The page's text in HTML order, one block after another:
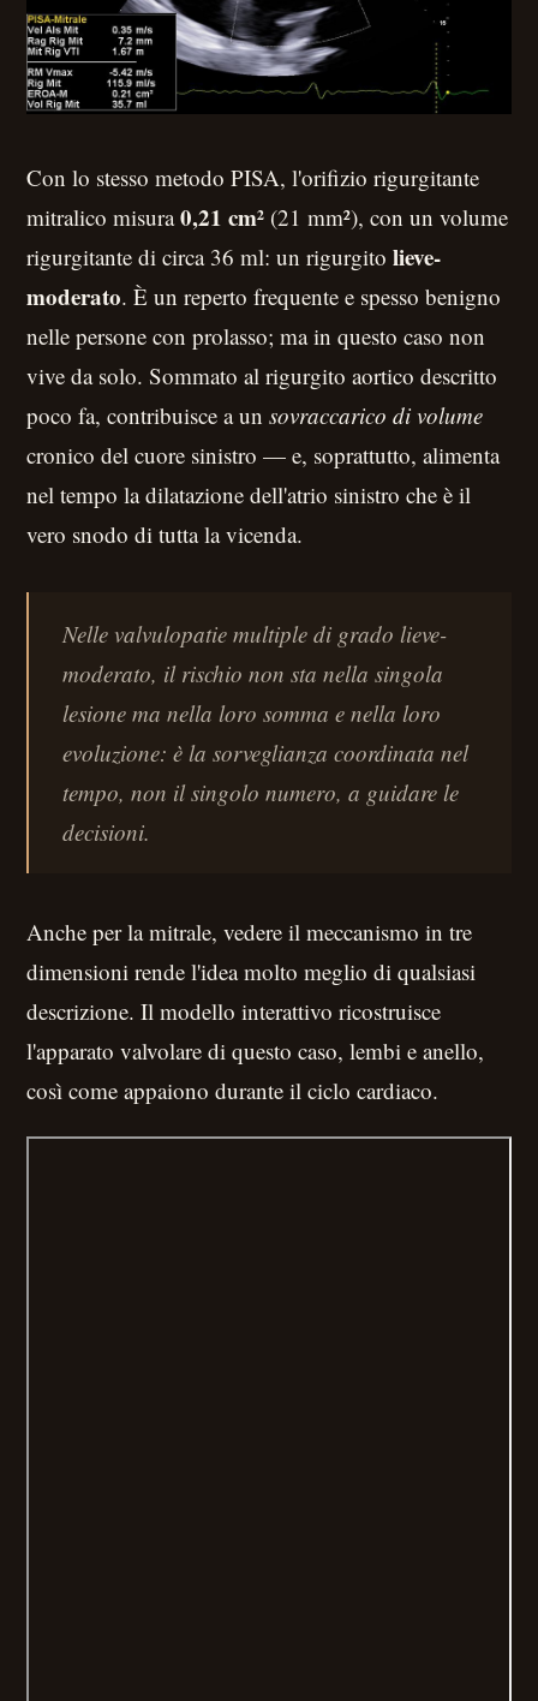
Con lo stesso metodo PISA, l'orifizio rigurgitante
mitralico misura0,21 cm² (21 mm²), con un volume
rigurgitante di circa 36 ml: un rigurgitolieve-
moderato. È un reperto frequente e spesso benigno
nelle persone con prolasso; ma in questo caso non
vive da solo. Sommato al rigurgito aortico descritto
poco fa, contribuisce a unsovraccarico di volume
cronico del cuore sinistro — e, soprattutto, alimenta
nel tempo la dilatazione dell'atrio sinistro che è il
vero snodo di tutta la vicenda.
Nelle valvulopatie multiple di grado lieve-
moderato, il rischio non sta nella singola
lesione ma nella loro somma e nella loro
evoluzione: è la sorveglianza coordinata nel
tempo, non il singolo numero, a guidare le
decisioni.
Anche per la mitrale, vedere il meccanismo in tre
dimensioni rende l'idea molto meglio di qualsiasi
descrizione. Il modello interattivo ricostruisce
l'apparato valvolare di questo caso, lembi e anello,
così come appaiono durante il ciclo cardiaco.